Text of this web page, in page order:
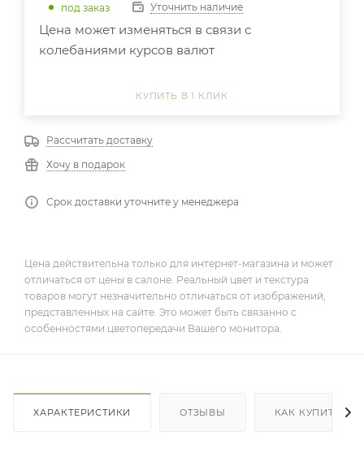
под заказ Уточнить наличие
Цена может изменяться в связи с
колебаниями курсов валют
КУПИТЬ В 1 КЛИК
Рассчитать доставку
Хочу в подарок
Срок доставки уточните у менеджера
Цена действительна только для интернет-магазина и может
отличаться от цены в салоне. Реальный цвет и текстура
товаров могут незначительно отличаться от изображений,
представленных на сайте. Это может быть связанно с
особенностями цветопередачи Вашего монитора.
ХАРАКТЕРИСТИКИ ОТЗЫВЫ КАК КУПИТЬ